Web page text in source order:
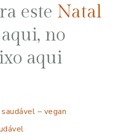
este Natal
no
aqui
– vegan